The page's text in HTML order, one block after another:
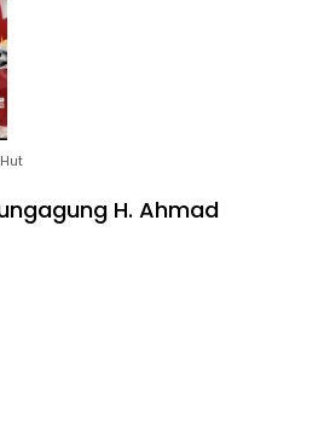
H. Ahmad